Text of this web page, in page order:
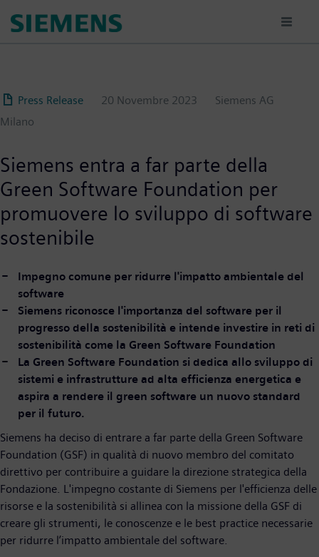
Press Release 20 Novembre 2023
Siemens AG
Milano
Siemens entra a far parte della
Green Software Foundation per
promuovere lo sviluppo di software
sostenibile
Impegno comune per ridurre l'impatto ambientale del
software
Siemens riconosce l'importanza del software per il
progresso della sostenibilità e intende investire in reti di
sostenibilità come la Green Software Foundation
La Green Software Foundation si dedica allo sviluppo di
sistemi e infrastrutture ad alta efficienza energetica e
aspira a rendere il green software un nuovo standard
per il futuro.
Siemens ha deciso di entrare a far parte della Green Software
Foundation (GSF) in qualità di nuovo membro del comitato
direttivo per contribuire a guidare la direzione strategica della
Fondazione. L'impegno costante di Siemens per l'efficienza delle
risorse e la sostenibilità si allinea con la missione della GSF di
creare gli strumenti, le conoscenze e le best practice necessarie
per ridurre l’impatto ambientale del software.